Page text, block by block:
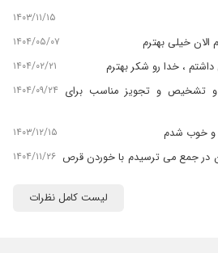
۱۴۰۳/۱۱/۱۵
الان خیلی بهترم ۱۴۰۴/۰۵/۰۷
، خدا رو شکر بهترم ۱۴۰۴/۰۲/۲۱
تشخیص و تجویز مناسب برای ۱۴۰۴/۰۹/۲۴
و خوب شدم ۱۴۰۳/۱۲/۱۵
در جمع می ترسیدم با خوردن قرص ۱۴۰۴/۱۱/۲۶
۱۴۰۴/۰۱/۳۰
لیست کامل نظرات